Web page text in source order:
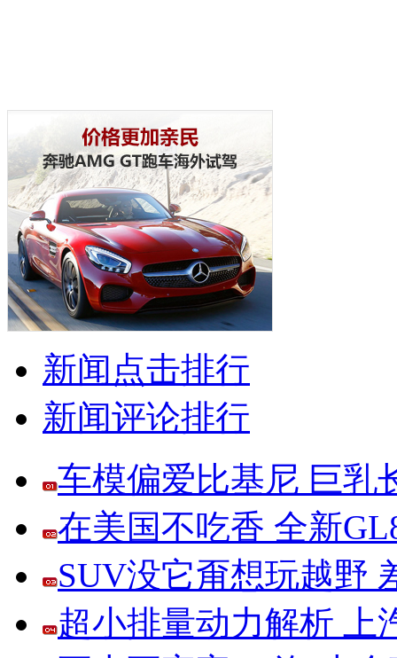
新闻点击排行
新闻评论排行
车模偏爱比基尼 巨乳
在美国不吃香 全新
SUV没它甭想玩越野
超小排量动力解析 上